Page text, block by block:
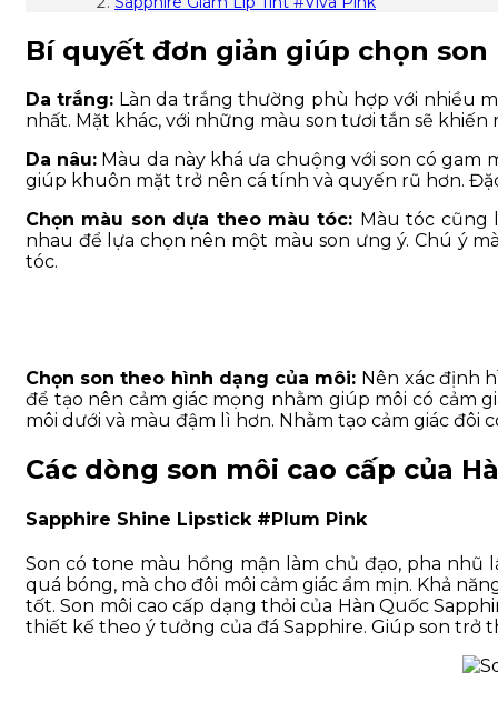
Bí quyết đơn giản giúp chọn
Da trắng: Làn da trắng thường phù hợp với nhiều
nhất. Mặt khác, với những màu son tươi tắn sẽ
Da nâu: Màu da này khá ưa chuộng với son có
giúp khuôn mặt trở nên cá tính và quyến rũ hơn.
Chọn màu son dựa theo màu tóc: Màu tóc cũng
nhau để lựa chọn nên một màu son ưng ý. Chú ý
tóc.
Chọn son theo hình dạng của môi: Nên xác định
để tạo nên cảm giác mọng nhằm giúp môi có cảm
môi dưới và màu đậm lì hơn. Nhằm tạo cảm giác đôi
Các dòng son môi cao cấp của
Sapphire Shine Lipstick #Plum Pink
Son có tone màu hồng mận làm chủ đạo, pha
quá bóng, mà cho đôi môi cảm giác ẩm mịn. Khả
tốt. Son môi cao cấp dạng thỏi của Hàn Quốc
thiết kế theo ý tưởng của đá Sapphire. Giúp son